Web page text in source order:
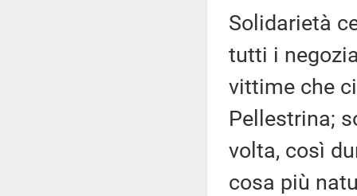
Solidarietà
tutti i
vittime che
Pellestrina;
volta, così
cosa più